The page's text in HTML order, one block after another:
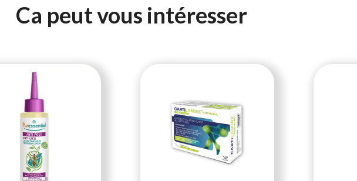
Ca peut vous intéresser